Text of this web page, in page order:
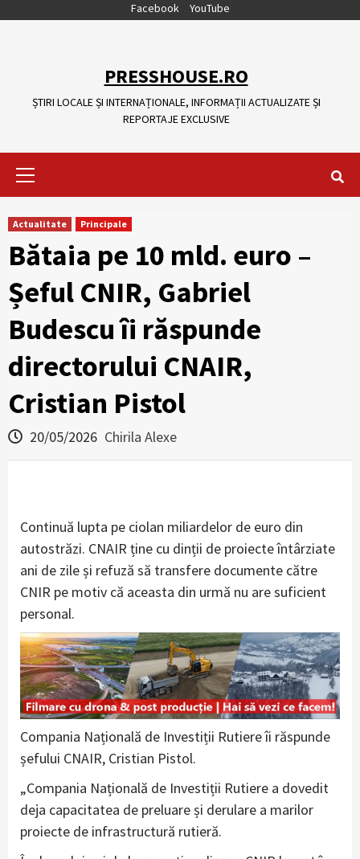
Facebook YouTube
PRESSHOUSE.RO
ȘTIRI LOCALE ȘI INTERNAȚIONALE, INFORMAȚII ACTUALIZATE ȘI
REPORTAJE EXCLUSIVE
Actualitate Principale
Bătaia pe 10 mld. euro –
Șeful CNIR, Gabriel
Budescu îi răspunde
directorului CNAIR,
Cristian Pistol
20/05/2026 Chirila Alexe
Continuă lupta pe ciolan miliardelor de euro din
autostrăzi. CNAIR ține cu dinții de proiecte întârziate
ani de zile și refuză să transfere documente către
CNIR pe motiv că aceasta din urmă nu are suficient
personal.
Compania Națională de Investiții Rutiere îi răspunde
șefului CNAIR, Cristian Pistol.
„Compania Națională de Investiții Rutiere a dovedit
deja capacitatea de preluare și derulare a marilor
proiecte de infrastructură rutieră.